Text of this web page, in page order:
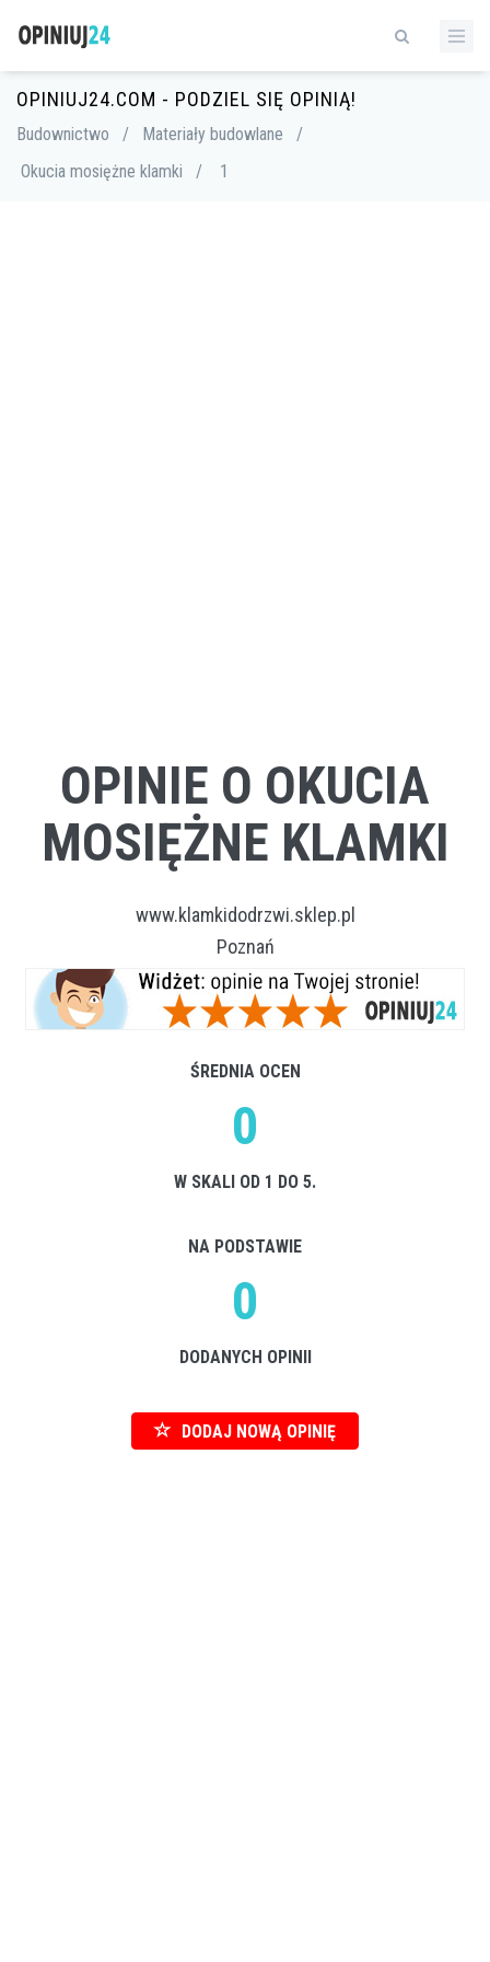
OPINIUJ24.COM - PODZIEL SIĘ OPINIĄ!
Budownictwo / Materiały budowlane
/
Okucia mosiężne klamki
/ 1
OPINIE O OKUCIA
MOSIĘŻNE KLAMKI
www.klamkidodrzwi.sklep.pl
Poznań
ŚREDNIA OCEN
0
W SKALI OD 1 DO 5.
NA PODSTAWIE
0
DODANYCH OPINII
DODAJ NOWĄ OPINIĘ